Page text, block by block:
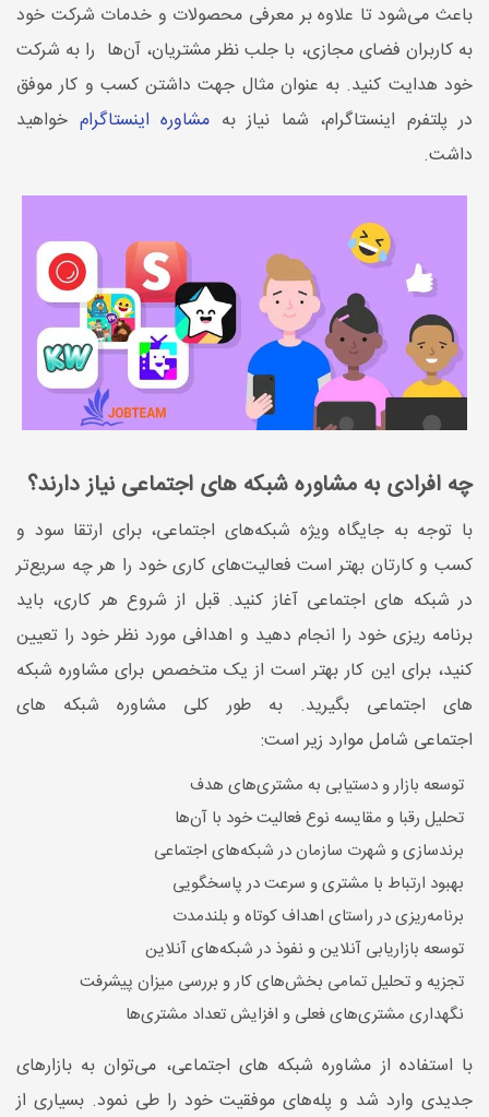
باعث می‌شود تا علاوه بر معرفی محصولات و خدمات شرکت خود
به کاربران فضای مجازی، با جلب نظر مشتریان، آن‌ها را به شرکت
خود هدایت کنید. به عنوان مثال جهت داشتن کسب و کار موفق
در پلتفرم اینستاگرام، شما نیاز به مشاوره اینستاگرام خواهید
داشت.
چه افرادی به مشاوره شبکه های اجتماعی نیاز دارند؟
با توجه به جایگاه ویژه شبکه‌های اجتماعی، برای ارتقا سود و
کسب و کارتان بهتر است فعالیت‌های کاری خود را هر چه سریع‌تر
در شبکه های اجتماعی آغاز کنید. قبل از شروع هر کاری، باید
برنامه‌ ریزی خود را انجام دهید و اهدافی مورد نظر خود را تعیین
کنید، برای این کار بهتر است از یک متخصص برای مشاوره شبکه
های اجتماعی بگیرید. به طور کلی مشاوره شبکه های
اجتماعی شامل موارد زیر است:
توسعه بازار و دستیابی به مشتری‌های هدف
تحلیل رقبا و مقایسه‌ نوع فعالیت خود با آن‌ها
برندسازی و شهرت سازمان در شبکه‌های اجتماعی
بهبود ارتباط با مشتری و سرعت در پاسخگویی
برنامه‌ریزی در راستای اهداف کوتاه و بلندمدت
توسعه بازاریابی آنلاین و نفوذ در شبکه‌های آنلاین
تجزیه و تحلیل تمامی بخش‌های کار و بررسی میزان پیشرفت
نگهداری مشتری‌های فعلی و افزایش تعداد مشتری‌ها
با استفاده از مشاوره شبکه های اجتماعی، می‌توان به بازارهای
جدیدی وارد شد و پله‌های موفقیت خود را طی نمود. بسیاری از